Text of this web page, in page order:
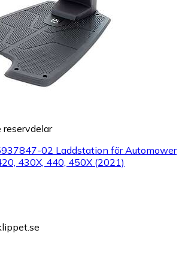
reservdelar
02 Laddstation för Automower
430X, 440, 450X (2021)